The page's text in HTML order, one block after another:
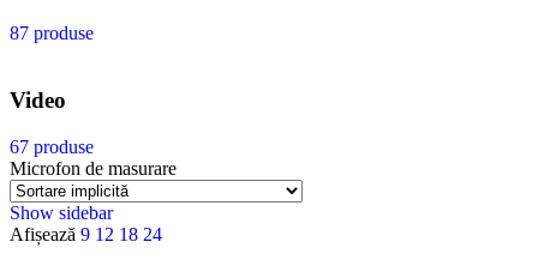
87 produse
Video
67 produse
Microfon de masurare
Show sidebar
Afișează 9 12 18 24